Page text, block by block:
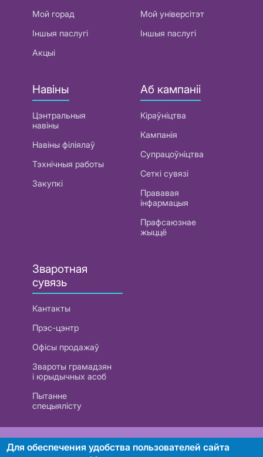
Мой горад
Іншыя паслугі
Акцыі
Мой універсітэт
Іншыя паслугі
Навіны
Цэнтральныя
навіны
Навіны філіялаў
Тэхнічныя работы
Закупкі
Аб кампаніі
Кіраўніцтва
Кампанія
Супрацоўніцтва
Сеткі сувязі
Прававая
інфармацыя
Прафсаюзнае
жыццё
Зваротная
сувязь
Кантакты
Прэс-цэнтр
Офісы продажаў
Звароты грамадзян
і юрыдычных асоб
Пытанне
спецыялісту
РУП «Белтэлекам». УНП 101007741
Для обеспечения удобства пользователей сайта